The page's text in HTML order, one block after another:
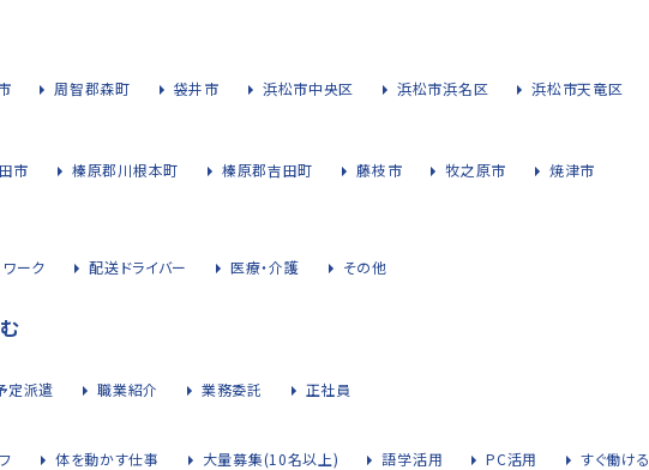
周智郡森町 袋井市 浜松市中央区 浜松市浜名区 浜松市天竜区
市 榛原郡川根本町 榛原郡吉田町 藤枝市 牧之原市 焼津市
ワーク 配送ドライバー 医療・介護 その他
定派遣 職業紹介 業務委託 正社員
体を動かす仕事 大量募集(10名以上) 語学活用 PC活用 すぐ働ける